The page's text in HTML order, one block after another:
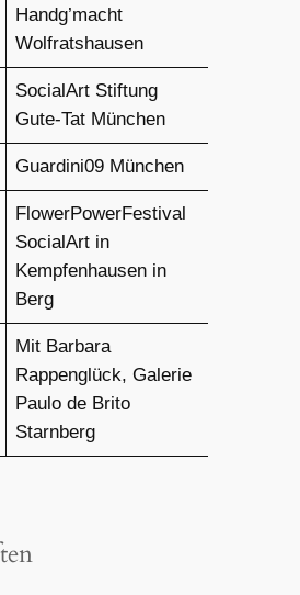
Handg’macht
Wolfratshausen
SocialArt Stiftung
Gute-Tat München
Guardini09 München
FlowerPowerFestival
SocialArt in
Kempfenhausen in
Berg
Mit Barbara
Rappenglück, Galerie
Paulo de Brito
Starnberg